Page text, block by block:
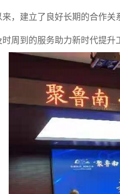
来，建立了良好长期的合作
周到的服务助力新时代提升